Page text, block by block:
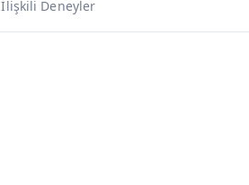
İlişkili Deneyler